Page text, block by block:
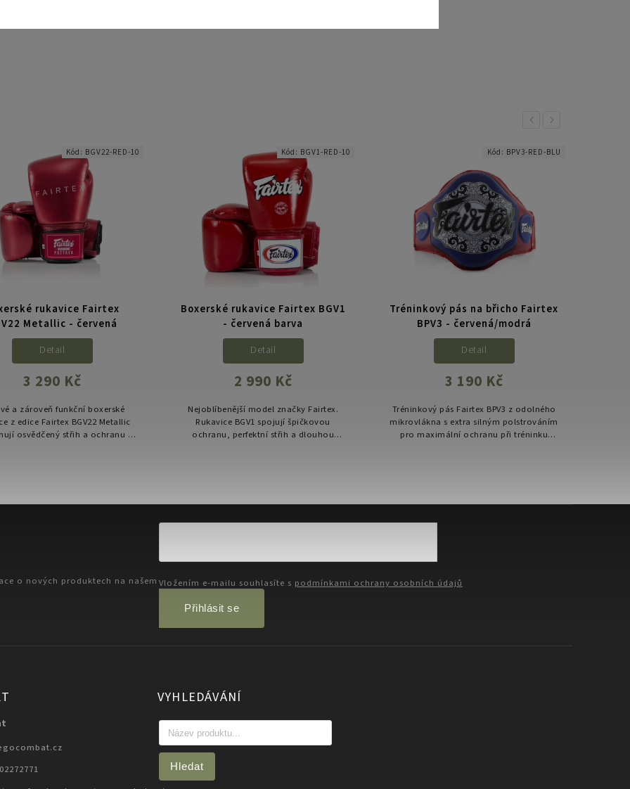
sporty
Previous
rukavice Fairtex
Metallic - červená
3 290 Kč
Detail
a zároveň funkční boxerské
z edice Fairtex BGV22 Metallic
osvědčený střih a ochranu s
Kód: BGV22-RED-10
Boxerské rukavice Fairtex BGV1
- červená barva
2 990 Kč
Detail
Nejoblíbenější model značky Fairtex.
Rukavice BGV1 spojují špičkovou
ochranu, perfektní střih a dlouhou
Kód: BGV1-RED-10
Tréninkový pás na břicho Fairtex
BPV3 - červená/modrá
3 190 Kč
Detail
Tréninkový pás Fairtex BPV3 z odolného
mikrovlákna s extra silným polstrováním
pro maximální ochranu při tréninku
Kód: BPV3-RED-BLU
Next
o nových produktech na našem Vložením e-mailu souhlasíte s podmínkami ochrany osobních údajů
Přihlásit se
VYHLEDÁVÁNÍ
Hledat